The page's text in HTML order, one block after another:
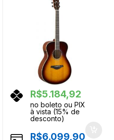
R$5.184,92
no boleto ou PIX
à vista (15% de
desconto)
R$6.099,90